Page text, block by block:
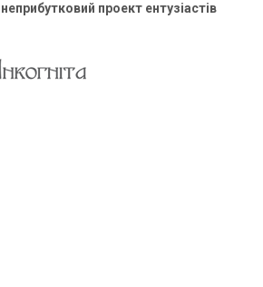
неприбутковий проект ентузіастів